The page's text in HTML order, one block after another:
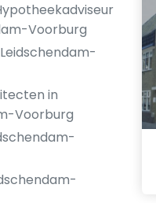
Voorburg
in
Voorburg